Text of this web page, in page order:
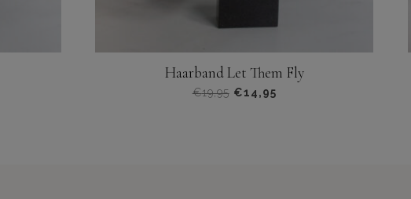
Haarband Let Them Fly
€19,95 Oorspronkelijke
€14,95Huidige